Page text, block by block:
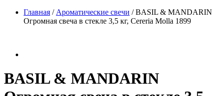
Главная / Ароматические свечи /BASIL & MANDARIN
Огромная свеча в стекле 3,5 кг, Cereria Molla 1899
BASIL & MANDARIN